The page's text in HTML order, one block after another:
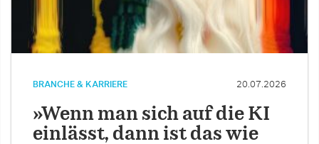
BRANCHE & KARRIERE 20.07.2026
»Wenn man sich auf die KI
einlässt, dann ist das wie